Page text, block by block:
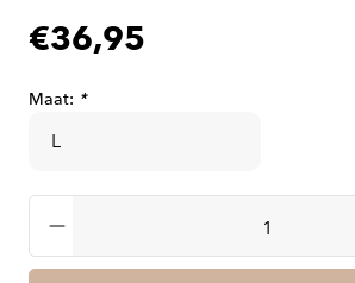
€36,95
Maat: *